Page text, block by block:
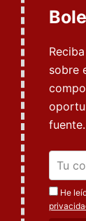
sobre
fuente.
He